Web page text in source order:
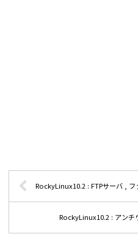
RockyLinux10.2 : FTPサーバ , フ
RockyLinux10.2 : アン